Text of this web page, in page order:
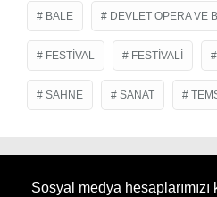
BALE DEVLET OPERA VE
FESTIVAL FESTIVALI
SAHNE SANAT
Sosyal medya hesaplarımızı